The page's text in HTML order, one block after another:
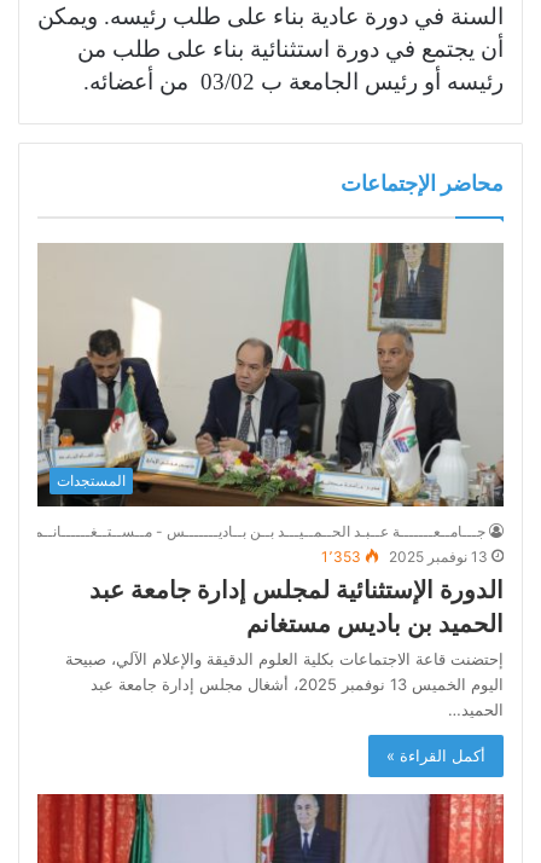
السنة في دورة عادية بناء على طلب رئيسه. ويمكن
أن يجتمع في دورة استثنائية بناء على طلب من
رئيسه أو رئيس الجامعة ب 03/02 من أعضائه.
محاضر الإجتماعات
المستجدات
جـــامــعـــــــة عــبـد الحــمــيـــد بــن بــاديـــــــس - مــســتــغــــــانــم
13 نوفمبر 2025
1٬353
الدورة الإستثنائية لمجلس إدارة جامعة عبد
الحميد بن باديس مستغانم
إحتضنت قاعة الاجتماعات بكلية العلوم الدقيقة والإعلام الآلي، صبيحة
اليوم الخميس 13 نوفمبر 2025، أشغال مجلس إدارة جامعة عبد
الحميد…
أكمل القراءة »